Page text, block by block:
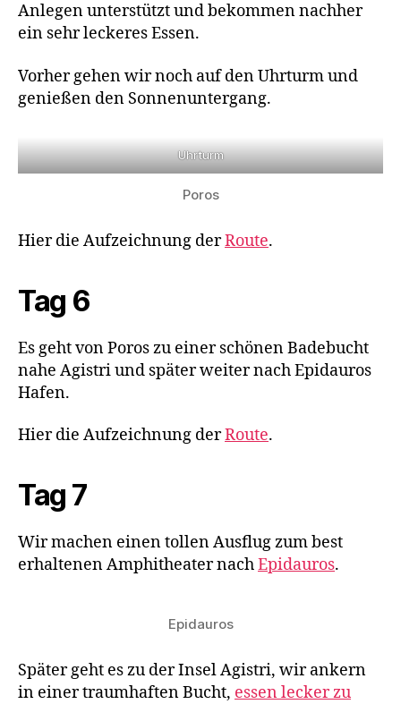
Anlegen unterstützt und bekommen nachher
ein sehr leckeres Essen.
Vorher gehen wir noch auf den Uhrturm und
genießen den Sonnenuntergang.
Uhrturm
Poros
Hier die Aufzeichnung derRoute.
Tag 6
Es geht von Poros zu einer schönen Badebucht
nahe Agistri und später weiter nach Epidauros
Hafen.
Hier die Aufzeichnung derRoute.
Tag 7
Wir machen einen tollen Ausflug zum best
erhaltenen Amphitheater nachEpidauros.
Epidauros
Später geht es zu der Insel Agistri, wir ankern
in einer traumhaften Bucht, essen lecker zu